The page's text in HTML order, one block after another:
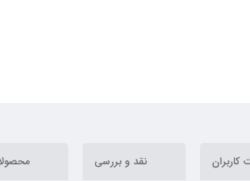
کاربران نقد و بررسی